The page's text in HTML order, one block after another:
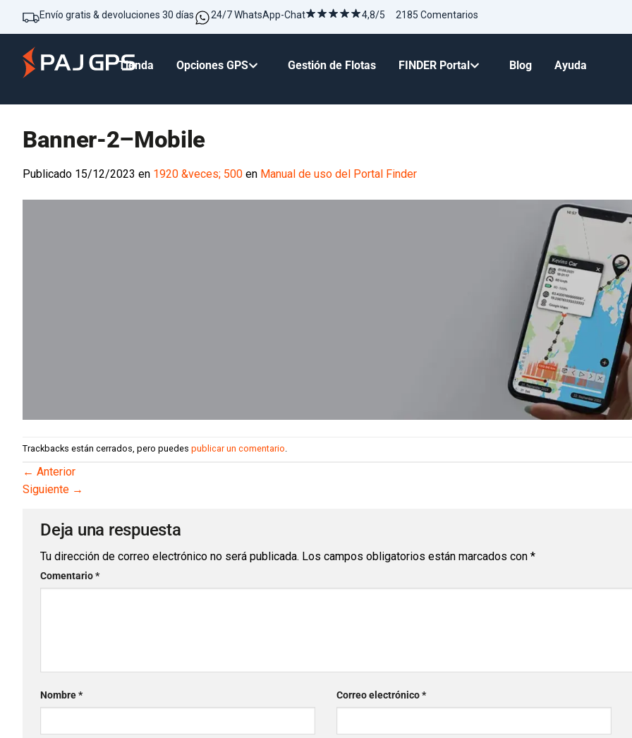
Envío gratis & devoluciones 30 días 24/7 WhatsApp-Chat 4,8/5 2185 Comentarios
Tienda Opciones GPS Gestión de Flotas FINDER Portal Blog Ayuda
Banner-2–Mobile
Publicado 15/12/2023 en 1920 &veces; 500 en Manual de uso del Portal Finder
Trackbacks están cerrados, pero puedes publicar un comentario.
← Anterior
Siguiente →
Deja una respuesta
Tu dirección de correo electrónico no será publicada. Los campos obligatorios están marcados con *
Comentario*
Nombre* Correo electrónico*